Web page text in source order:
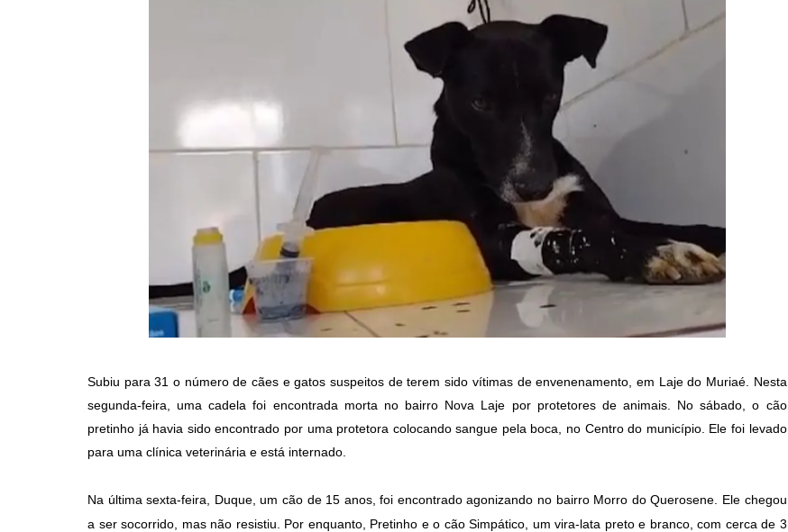
Subiu para 31 o número de cães e gatos suspeitos de terem sido vítimas de envenenamento, em Laje do Muriaé. Nesta
segunda-feira, uma cadela foi encontrada morta no bairro Nova Laje por protetores de animais. No sábado, o cão
pretinho já havia sido encontrado por uma protetora colocando sangue pela boca, no Centro do município. Ele foi levado
para uma clínica veterinária e está internado.
Na última sexta-feira, Duque, um cão de 15 anos, foi encontrado agonizando no bairro Morro do Querosene. Ele chegou
a ser socorrido, mas não resistiu. Por enquanto, Pretinho e o cão Simpático, um vira-lata preto e branco, com cerca de 3